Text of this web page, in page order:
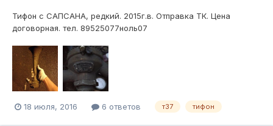
Тифон с САПСАНА, редкий. 2015г.в. Отправка ТК. Цена
договорная. тел. 89525077ноль07
18 июля, 2016 6 ответов т37 тифон